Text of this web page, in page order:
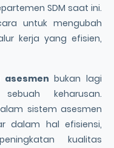
SDM saat ini.
untuk mengubah
kerja yang efisien,
bukan lagi
keharusan.
sistem asesmen
dalam hal efisiensi,
kualitas